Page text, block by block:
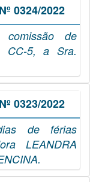
0324/2022
de
CC-5, a Sra.
0323/2022
de férias
LEANDRA